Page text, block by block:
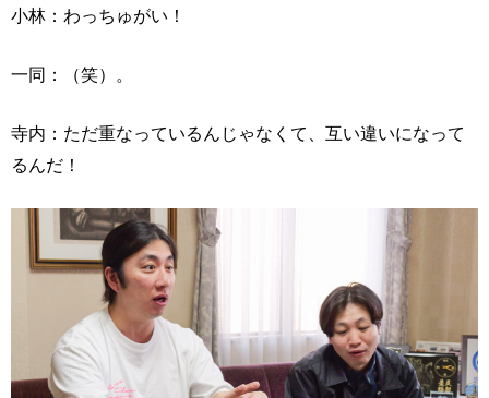
小林：わっちゅがい！
一同：（笑）。
寺内：ただ重なっているんじゃなくて、互い違いになって
るんだ！